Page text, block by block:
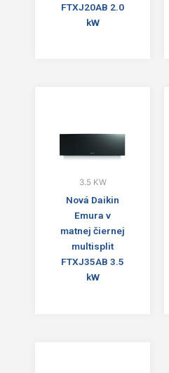
FTXJ20AB 2.0
kW
3.5 KW
Nová Daikin
Emura v
matnej čiernej
multisplit
FTXJ35AB 3.5
kW